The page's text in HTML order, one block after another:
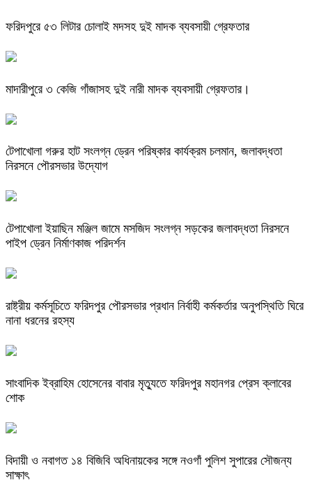
ফরিদপুরে ৫৩ লিটার চোলাই মদসহ দুই মাদক ব্যবসায়ী গ্রেফতার
মাদারীপুরে ৩ কেজি গাঁজাসহ দুই নারী মাদক ব্যবসায়ী গ্রেফতার।
টেপাখোলা গরুর হাট সংলগ্ন ড্রেন পরিষ্কার কার্যক্রম চলমান, জলাবদ্ধতা
নিরসনে পৌরসভার উদ্যোগ
টেপাখোলা ইয়াছিন মঞ্জিল জামে মসজিদ সংলগ্ন সড়কের জলাবদ্ধতা নিরসনে
পাইপ ড্রেন নির্মাণকাজ পরিদর্শন
রাষ্ট্রীয় কর্মসূচিতে ফরিদপুর পৌরসভার প্রধান নির্বাহী কর্মকর্তার অনুপস্থিতি ঘিরে
নানা ধরনের রহস্য
সাংবাদিক ইব্রাহিম হোসেনের বাবার মৃত্যুতে ফরিদপুর মহানগর প্রেস ক্লাবের
শোক
বিদায়ী ও নবাগত ১৪ বিজিবি অধিনায়কের সঙ্গে নওগাঁ পুলিশ সুপারের সৌজন্য
সাক্ষাৎ